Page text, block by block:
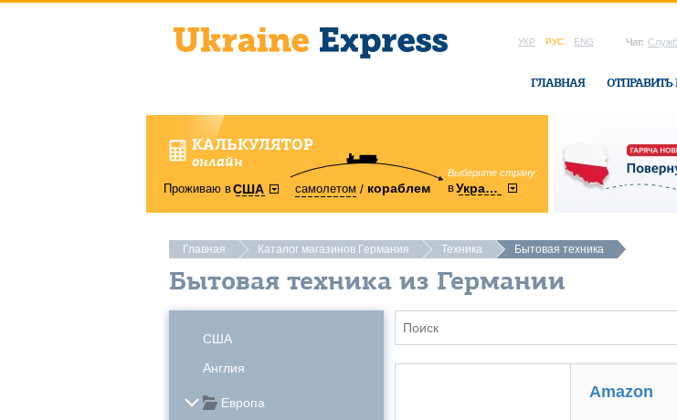
УКР РУС ENG Чат:
ГЛАВНАЯ
КАЛЬКУЛЯТОР
онлайн
Проживаю вСША самолетом кораблем
Выберите страну:
вУкраину
область:
Винницкая
Главная Каталог магазинов Германия Техника Бытовая техника
Бытовая техника из Германии
США
Англия
Европа
Amazon